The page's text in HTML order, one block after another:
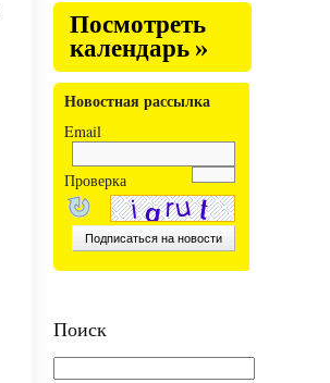
Посмотреть
календарь »
Новостная рассылка
Email
Проверка
Поиск